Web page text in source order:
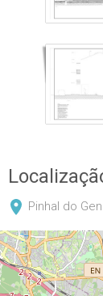
Pinhal do